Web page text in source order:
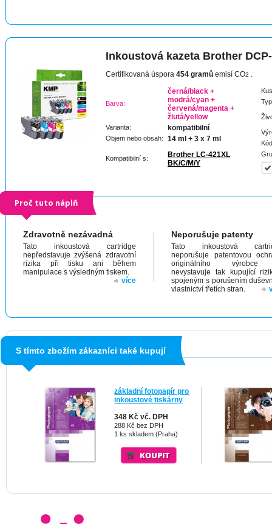
Inkoustová kazeta Brother
Certifikovaná úspora 454 gramů emisí CO2 .
Barva:
černá/black +
modrá/cyan +
červená/magenta +
žlutá/yellow
Varianta: kompatibilní
Objem nebo obsah: 14 ml + 3 x 7 ml
Kompatibilní s:
Brother LC-421XL
BK/C/M/Y
Proč tuto náplň
Zdravotně nezávadná
Tato inkoustová cartridge
nepředstavuje zvýšená zdravotní
rizika při tisku ani během
manipulace s výsledným tiskem.
více
Neporušuje patenty
Tato inkoustová
neporušuje patentovou
originálního
nevystavuje tak kupující
spojeným s porušením
vlastnictví třetích stran.
S tímto zbožím zákazníci také kupují
základní fotopapír pro
inkoustové tiskárny
348 Kč vč. DPH
288 Kč bez DPH
1 ks skladem (Praha)